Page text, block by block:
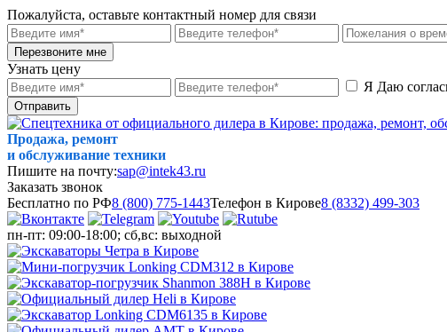
Пожалуйста, оставьте контактный номер для связи
Перезвоните мне
Узнать цену
Я Даю
Отправить
Продажа, ремонт
и обслуживание техники
Пишите на почту:sap@intek43.ru
Заказать звонок
Бесплатно по РФ8 (800) 775-1443Телефон в Кирове8 (8332) 499-303
пн-пт: 09:00-18:00; сб,вс: выходной